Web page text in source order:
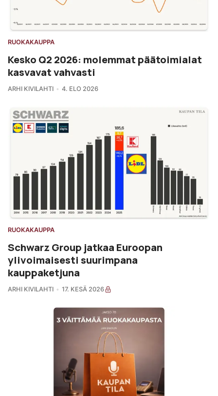
RUOKAKAUPPA
Kesko Q2 2026: molemmat päätoimialat
kasvavat vahvasti
ARHI KIVILAHTI 4. ELO 2026
RUOKAKAUPPA
Schwarz Group jatkaa Euroopan
ylivoimaisesti suurimpana
kauppaketjuna
ARHI KIVILAHTI 17. KESÄ 2026